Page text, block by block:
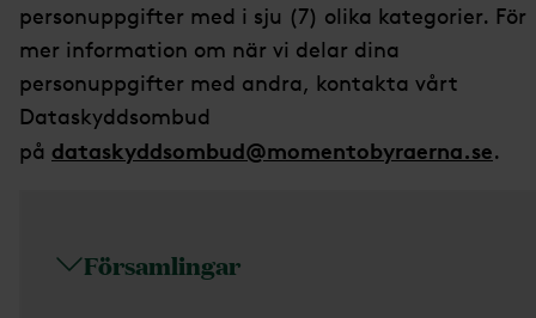
personuppgifter med i sju (7) olika kategorier. För
mer information om när vi delar dina
personuppgifter med andra, kontakta vårt
Dataskyddsombud
på dataskyddsombud@momentobyraerna.se.
Församlingar